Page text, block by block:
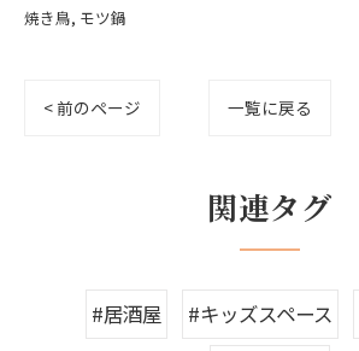
焼き鳥 モツ鍋
< 前のページ 一覧に戻る
関連タグ
#居酒屋 #キッズスペース